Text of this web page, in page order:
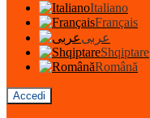
Italiano
Français
عربى
Shqiptare
Română
Accedi